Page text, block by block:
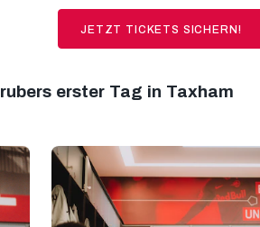
JETZT TICKETS SICHERN!
erster Tag in Taxham